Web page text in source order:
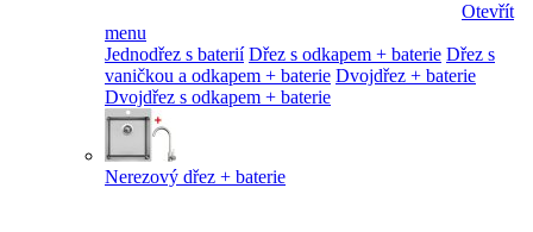
Otevřít
menu
Jednodřez s baterií Dřez s odkapem + baterie Dřez s
vaničkou a odkapem + baterie Dvojdřez + baterie
Dvojdřez s odkapem + baterie
Nerezový dřez + baterie